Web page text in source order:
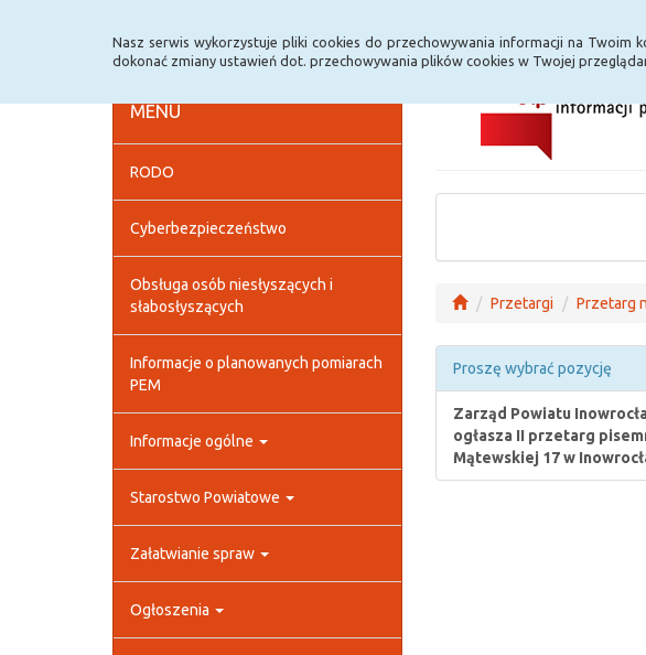
Nasz serwis wykorzystuje pliki cookies do przechowywania informacji na Twoim
dokonać zmiany ustawień dot. przechowywania plików cookies w Twojej
MENU
RODO
Cyberbezpieczeństwo
Obsługa osób niesłyszących i
słabosłyszących
Informacje o planowanych pomiarach
PEM
Informacje ogólne
Starostwo Powiatowe
Załatwianie spraw
Ogłoszenia
Przetargi Przetarg
Proszę wybrać pozycję
Zarząd Powiatu
ogłasza II przetarg
Mątewskiej 17 w